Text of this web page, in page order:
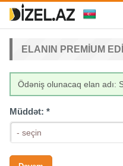
ELANIN PREMIUM
Ödəniş olunacaq elan adı:
Müddət: *
- seçin